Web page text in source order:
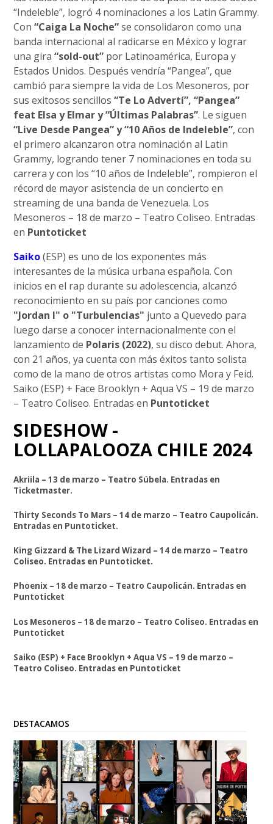
“Indeleble”, logró 4 nominaciones a los Latin Grammy.
Con“Caiga La Noche”se consolidaron como una
banda internacional al radicarse en México y lograr
una gira“sold-out” por Latinoamérica, Europa y
Estados Unidos. Después vendría “Pangea”, que
cambió para siempre la vida de Los Mesoneros, por
sus exitosos sencillos“Te Lo Advertí”, “Pangea”
feat Elsa y Elmar y “Últimas Palabras”. Le siguen
“Live Desde Pangea” y “10 Años de Indeleble”, con
el primero alcanzaron otra nominación al Latin
Grammy, logrando tener 7 nominaciones en toda su
carrera y con los “10 años de Indeleble”, rompieron el
récord de mayor asistencia de un concierto en
streaming de una banda de Venezuela. Los
Mesoneros – 18 de marzo – Teatro Coliseo. Entradas
en Puntoticket
Saiko(ESP) es uno de los exponentes más
interesantes de la música urbana española. Con
inicios en el rap durante su adolescencia, alcanzó
reconocimiento en su país por canciones como
"Jordan I" o "Turbulencias" junto a Quevedo para
luego darse a conocer internacionalmente con el
lanzamiento de Polaris (2022), su disco debut. Ahora,
con 21 años, ya cuenta con más éxitos tanto solista
como de la mano de otros artistas como Mora y Feid.
Saiko (ESP) + Face Brooklyn + Aqua VS – 19 de marzo
– Teatro Coliseo. Entradas en Puntoticket
SIDESHOW -
LOLLAPALOOZA CHILE 2024
Akriila – 13 de marzo – Teatro Súbela. Entradas en
Ticketmaster.
Thirty Seconds To Mars – 14 de marzo – Teatro Caupolicán.
Entradas en Puntoticket.
King Gizzard & The Lizard Wizard – 14 de marzo – Teatro
Coliseo. Entradas en Puntoticket.
Phoenix – 18 de marzo – Teatro Caupolicán. Entradas en
Puntoticket
Los Mesoneros – 18 de marzo – Teatro Coliseo. Entradas en
Puntoticket
Saiko (ESP) + Face Brooklyn + Aqua VS – 19 de marzo –
Teatro Coliseo. Entradas en Puntoticket
DESTACAMOS